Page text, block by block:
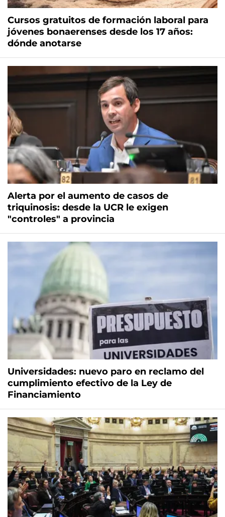
Cursos gratuitos de formación laboral para
jóvenes bonaerenses desde los 17 años:
dónde anotarse
Alerta por el aumento de casos de
triquinosis: desde la UCR le exigen
"controles" a provincia
Universidades: nuevo paro en reclamo del
cumplimiento efectivo de la Ley de
Financiamiento